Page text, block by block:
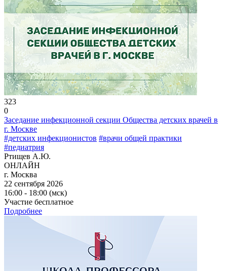
323
0
Заседание инфекционной секции Общества детских врачей в
г. Москве
#детских инфекционистов #врачи общей практики
#педиатрия
Ртищев А.Ю.
ОНЛАЙН
г. Москва
22 сентября 2026
16:00 - 18:00 (мск)
Участие бесплатное
Подробнее